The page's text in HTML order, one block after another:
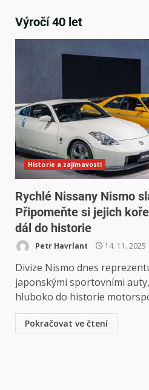
Výročí 40 let
Historie a zajímavosti
Rychlé Nissany Nismo
Připomeňte si jejich
dál do historie
Petr Havrlant 14. 11. 2025
Divize Nismo dnes
japonskými sportovními
hluboko do historie
Pokračovat ve čtení